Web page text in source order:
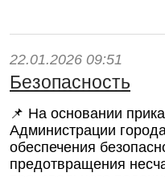
22.01.2026 09:51
Безопасность
📌 На основании
Администрации
обеспечения
предотвращения